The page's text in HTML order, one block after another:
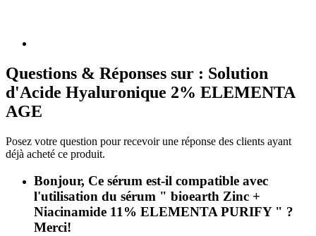
Questions & Réponses sur : Solution
d'Acide Hyaluronique 2% ELEMENTA
AGE
Posez votre question pour recevoir une réponse des clients ayant
déjà acheté ce produit.
Bonjour, Ce sérum est-il compatible avec
l'utilisation du sérum " bioearth Zinc +
Niacinamide 11% ELEMENTA PURIFY " ?
Merci!